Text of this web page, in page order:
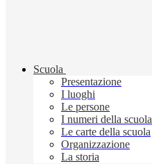
Scuola
Presentazione
I luoghi
Le persone
I numeri della scuola
Le carte della scuola
Organizzazione
La storia